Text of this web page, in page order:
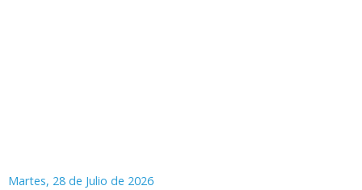
Martes, 28 de Julio de 2026